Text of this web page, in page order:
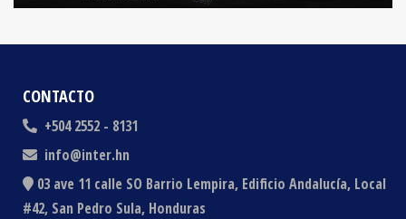
CONTACTO
+504 2552 - 8131
info@inter.hn
03 ave 11 calle SO Barrio Lempira, Edificio Andalucía, Local
#42, San Pedro Sula, Honduras